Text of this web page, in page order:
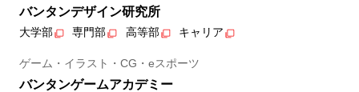
バンタンデザイン研究所
大学部 専門部 高等部 キャリア
ゲーム・イラスト・CG・eスポーツ
バンタンゲームアカデミー